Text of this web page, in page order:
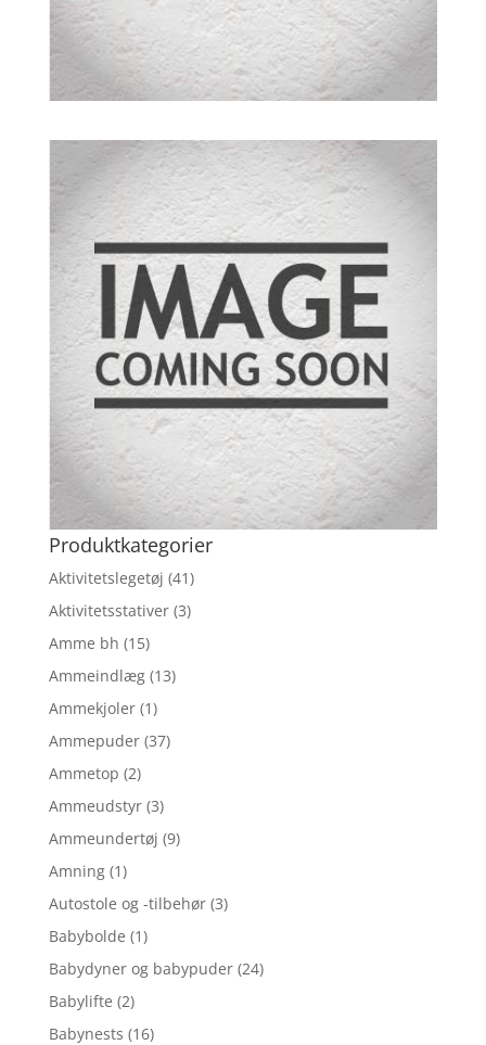
Produktkategorier
Aktivitetslegetøj (41)
Aktivitetsstativer (3)
Amme bh (15)
Ammeindlæg (13)
Ammekjoler (1)
Ammepuder (37)
Ammetop (2)
Ammeudstyr (3)
Ammeundertøj (9)
Amning (1)
Autostole og -tilbehør (3)
Babybolde (1)
Babydyner og babypuder (24)
Babylifte (2)
Babynests (16)